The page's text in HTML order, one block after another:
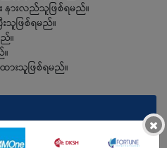
ားလည်သူဖြစ်ရမည်။
သူဖြစ်ရမည်။
ည်။
းသူဖြစ်ရမည်။
×